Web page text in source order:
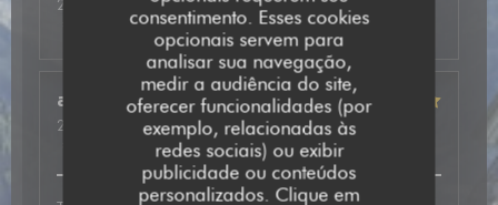
consentimento. Esses cookies
opcionais servem para
analisar sua navegação,
medir a audiência do site,
oferecer funcionalidades (por
exemplo, relacionadas às
redes sociais) ou exibir
publicidade ou conteúdos
personalizados. Clique em
2026-05-13
- 20:15 - guests 2
/5 ambience: 4/5 menu: 4/5 quality_price
annie
2026-05-14
- 20:00 - guests 2
ambience menu quality_price